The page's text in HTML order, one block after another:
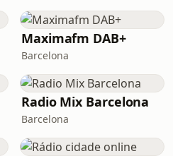
Maximafm DAB+
Barcelona
Radio Mix Barcelona
Barcelona